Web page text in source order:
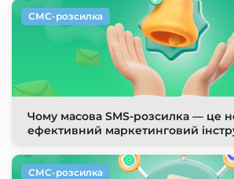
Чому масова SMS-розсилка — це
ефективний маркетинговий
СМС-розсилка
СМС-розсилка